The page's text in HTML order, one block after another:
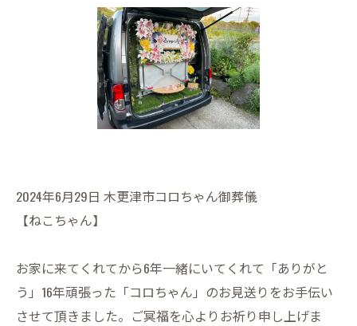
2024年6月29日 木更津市コロちゃん御葬儀
【ねこちゃん】
お家に来てくれてから6年一緒にいてくれて「ありがと
う」16年頑張った「コロちゃん」のお見送りをお手伝い
させて頂きました。ご冥福を心よりお祈り申し上げま